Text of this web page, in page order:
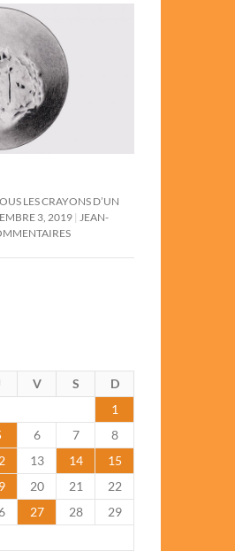
LES CRAYONS D’UN
3, 2019
JEAN-
V S
D
1
6 7
8
13 14
15
20 21
22
27 28
29